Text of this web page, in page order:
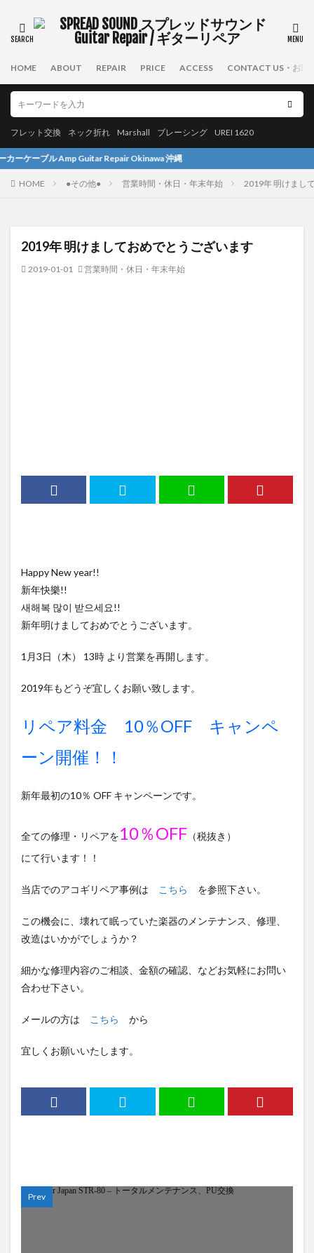
HOME ABOUT REPAIR PRICE ACCESS CONTACT US・お問
フレット交換 ネック折れ Marshall ブレーシング UREI 1620
ル Amp Guitar Repair Okinawa 沖縄
HOME ●その他● 営業時間・休日・年末年始 2019年 明けまし
2019年 明けましておめでとうございます
2019-01-01 営業時間・休日・年末年始
Happy New year!!
新年快樂!!
새해복 많이 받으세요!!
新年明けましておめでとうございます。
1月3日（木） 13時 より営業を再開します。
2019年もどうぞ宜しくお願い致します。
リペア料金 10％OFF キャンペ
ーン開催！！
新年最初の10％ OFF キャンペーンです。
全ての修理・リペアを10％OFF （税抜き）
にて行います！！
当店でのアコギリペア事例は こちら を参照下さい。
この機会に、壊れて眠っていた楽器のメンテナンス、修理、
改造はいかがでしょうか？
細かな修理内容のご相談、金額の確認、などお気軽にお問い
合わせ下さい。
メールの方は こちら から
宜しくお願いいたします。
Prev